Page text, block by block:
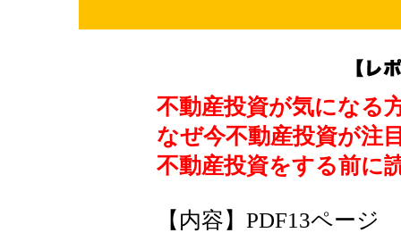
不動産投資が気になる
なぜ今不動産投資が注
不動産投資をする前に
【内容】PDF13ページ